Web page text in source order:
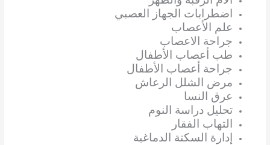
اضطرابات الجهاز العصبي
علم الأعصاب
جراحة الاعصاب
طب أعصاب الأطفال
جراحة أعصاب الأطفال
مرض الشلل الرعاش
عرق النسا
تحليل دراسة النوم
التهاب الفقار
إدارة السكتة الدماغية